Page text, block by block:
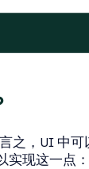
之，UI 中
现这一点：